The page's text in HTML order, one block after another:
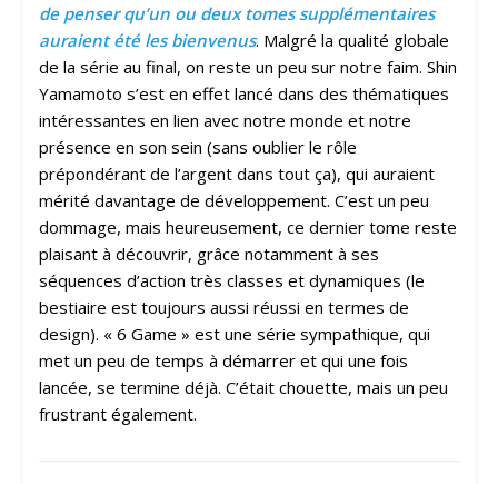
de penser qu’un ou deux tomes supplémentaires
auraient été les bienvenus. Malgré la qualité globale
de la série au final, on reste un peu sur notre faim. Shin
Yamamoto s’est en effet lancé dans des thématiques
intéressantes en lien avec notre monde et notre
présence en son sein (sans oublier le rôle
prépondérant de l’argent dans tout ça), qui auraient
mérité davantage de développement. C’est un peu
dommage, mais heureusement, ce dernier tome reste
plaisant à découvrir, grâce notamment à ses
séquences d’action très classes et dynamiques (le
bestiaire est toujours aussi réussi en termes de
design). « 6 Game » est une série sympathique, qui
met un peu de temps à démarrer et qui une fois
lancée, se termine déjà. C’était chouette, mais un peu
frustrant également.